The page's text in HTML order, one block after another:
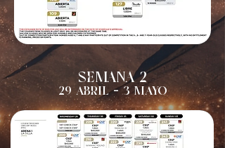
SEMANA2
29 ABRIL - 3 MAYO